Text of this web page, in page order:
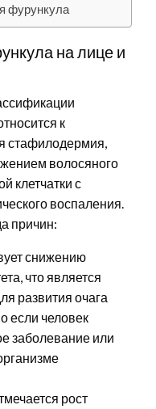
фурункула
на лице и
к
стафилодермия,
волосяного
клетчатки с
воспаления.
причин:
снижению
что является
развития очага
если человек
заболевание или
рост